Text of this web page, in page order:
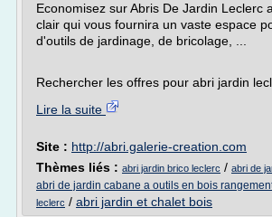
Economisez sur Abris De Jardin Leclerc
clair qui vous fournira un vaste espace
d'outils de jardinage, de bricolage, ...
Rechercher les offres pour abri jardin
Lire la suite
Site : http://abri.galerie-creation.com
Thèmes liés : abri jardin brico leclerc / abri de
abri de jardin cabane a outils en bois
leclerc / abri jardin et chalet bois